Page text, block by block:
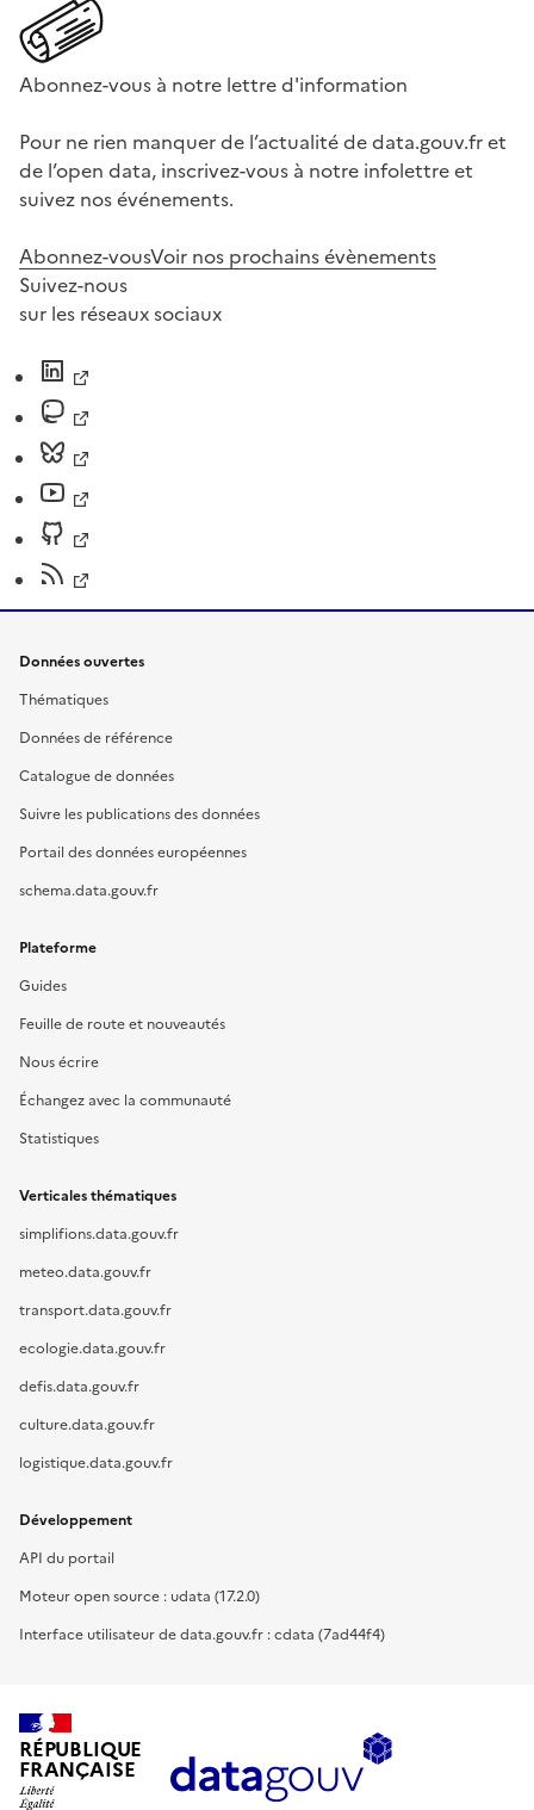
Abonnez-vous à notre lettre d'information
Pour ne rien manquer de l’actualité de data.gouv.fr et
de l’open data, inscrivez-vous à notre infolettre et
suivez nos événements.
Abonnez-vousVoir nos prochains évènements
Suivez-nous
sur les réseaux sociaux
Données ouvertes
Thématiques
Données de référence
Catalogue de données
Suivre les publications des données
Portail des données européennes
schema.data.gouv.fr
Plateforme
Guides
Feuille de route et nouveautés
Nous écrire
Échangez avec la communauté
Statistiques
Verticales thématiques
simplifions.data.gouv.fr
meteo.data.gouv.fr
transport.data.gouv.fr
ecologie.data.gouv.fr
defis.data.gouv.fr
culture.data.gouv.fr
logistique.data.gouv.fr
Développement
API du portail
Moteur open source : udata (17.2.0)
Interface utilisateur de data.gouv.fr : cdata (7ad44f4)
RÉPUBLIQUE
FRANÇAISE